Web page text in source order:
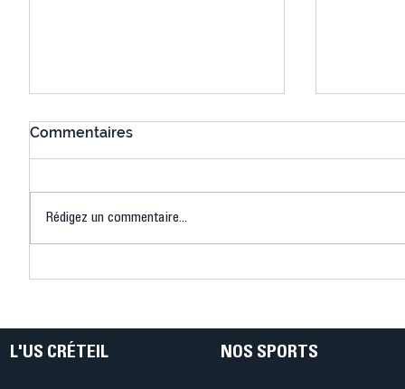
Ping ? Quand le tennis de
termine
Commentaires
Rédigez un commentaire...
L'US CRÉTEIL NOS SPORTS